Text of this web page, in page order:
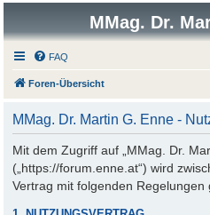
MMag. Dr.
FAQ
Foren-Übersicht
MMag. Dr. Martin G. Enne -
Mit dem Zugriff auf „MMag. Dr.
(„https://forum.enne.at“) wird
Vertrag mit folgenden Regelungen